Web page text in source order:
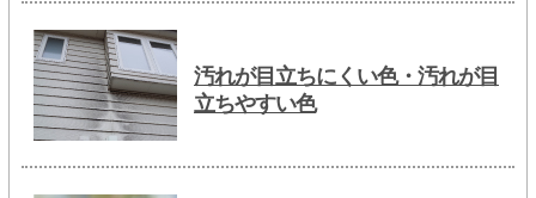
汚れが目立ちにくい色・汚れが目
立ちやすい色